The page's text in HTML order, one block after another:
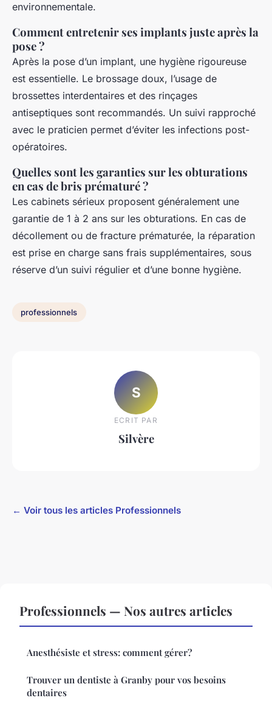
environnementale.
Comment entretenir ses implants juste après la
pose ?
Après la pose d’un implant, une hygiène rigoureuse
est essentielle. Le brossage doux, l’usage de
brossettes interdentaires et des rinçages
antiseptiques sont recommandés. Un suivi rapproché
avec le praticien permet d’éviter les infections post-
opératoires.
Quelles sont les garanties sur les obturations
en cas de bris prématuré ?
Les cabinets sérieux proposent généralement une
garantie de 1 à 2 ans sur les obturations. En cas de
décollement ou de fracture prématurée, la réparation
est prise en charge sans frais supplémentaires, sous
réserve d’un suivi régulier et d’une bonne hygiène.
professionnels
S
ECRIT PAR
Silvère
← Voir tous les articles Professionnels
Professionnels — Nos autres articles
Anesthésiste et stress: comment gérer?
Trouver un dentiste à Granby pour vos besoins
dentaires